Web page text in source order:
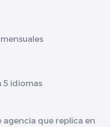
5 idiomas
que replica en